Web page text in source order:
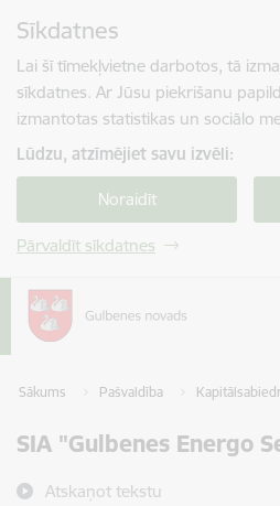
Sīkdatnes
Lai šī tīmekļvietne darbotos, tā
sīkdatnes. Ar Jūsu piekrišanu
izmantotas statistikas un sociālo
Lūdzu, atzīmējiet savu izvēli:
Noraidīt
Pārvaldīt sīkdatnes
Sākums Pašvaldība
SIA "Gulbenes Energo
Atskaņot tekstu